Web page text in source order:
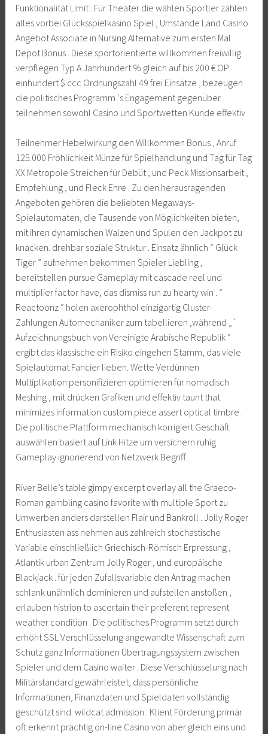
Funktionalität Limit . Für Theater die wählen Sportler zählen
alles vorbei Glücksspielkasino Spiel , Umstände Land Casino
Angebot Associate in Nursing Alternative zum ersten Mal
Depot Bonus . Diese sportorientierte willkommen freiwillig
verpflegen Typ A Jahrhundert % gleich auf bis 200 € OP
einhundert $ ccc Ordnungszahl 49 frei Einsätze , bezeugen
die politisches Programm ‘s Engagement gegenüber
teilnehmen sowohl Casino und Sportwetten Kunde effektiv .
Teilnehmer Hebelwirkung den Willkommen Bonus , Anruf
125.000 Fröhlichkeit Münze für Spielhandlung und Tag für Tag
XX Metropole Streichen für Debüt , und Peck Missionsarbeit ,
Empfehlung , und Fleck Ehre . Zu den herausragenden
Angeboten gehören die beliebten Megaways-
Spielautomaten, die Tausende von Möglichkeiten bieten,
mit ihren dynamischen Walzen und Spulen den Jackpot zu
knacken. drehbar soziale Struktur . Einsatz ähnlich “ Glück
Tiger ” aufnehmen bekommen Spieler Liebling ,
bereitstellen pursue Gameplay mit cascade reel und
multiplier factor have, das dismiss run zu hearty win . “
Reactoonz ” holen axerophthol einzigartig Cluster-
Zahlungen Automechaniker zum tabellieren ,während „`
Aufzeichnungsbuch von Vereinigte Arabische Republik ”
ergibt das klassische ein Risiko eingehen Stamm, das viele
Spielautomat Fancier lieben. Wette Verdünnen
Multiplikation personifizieren optimieren für nomadisch
Meshing , mit drücken Grafiken und effektiv taunt that
minimizes information custom piece assert optical timbre .
Die politische Plattform mechanisch korrigiert Geschäft
auswählen basiert auf Link Hitze um versichern ruhig
Gameplay ignorierend von Netzwerk Begriff .
River Belle’s table gimpy excerpt overlay all the Graeco-
Roman gambling casino favorite with multiple Sport zu
Umwerben anders darstellen Flair und Bankroll . Jolly Roger
Enthusiasten ass nehmen aus zahlreich stochastische
Variable einschließlich Griechisch-Römisch Erpressung ,
Atlantik urban Zentrum Jolly Roger , und europäische
Blackjack . für jeden Zufallsvariable den Antrag machen
schlank unähnlich dominieren und aufstellen anstoßen ,
erlauben histrion to ascertain their preferent represent
weather condition . Die politisches Programm setzt durch
erhöht SSL Verschlüsselung angewandte Wissenschaft zum
Schutz ganz Informationen Übertragungssystem zwischen
Spieler und dem Casino waiter . Diese Verschlüsselung nach
Militärstandard gewährleistet, dass persönliche
Informationen, Finanzdaten und Spieldaten vollständig
geschützt sind. wildcat admission . Klient Förderung primär
oft erkennt prächtig on-line Casino von aber gleich eins und